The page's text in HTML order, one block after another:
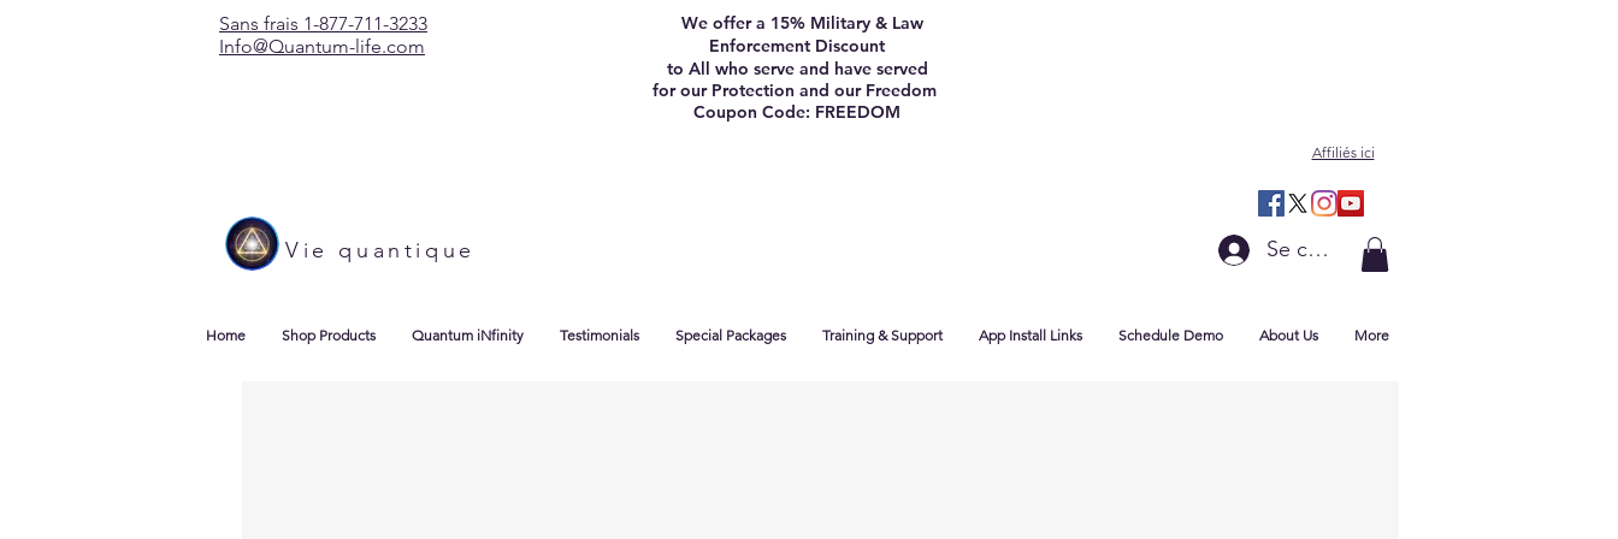
Sans frais 1-877-711-3233
Info@Quantum-life.com
We offer a 15% Military & Law
Enforcement Discount
to All who serve and have served
for our Protection and our Freedom
Coupon Code: FREEDOM
Affiliés ici
Vie quantique Se connecter
Home Shop Products Quantum iNfinity Testimonials Special Packages Training & Support App Install Links Schedule Demo About Us More